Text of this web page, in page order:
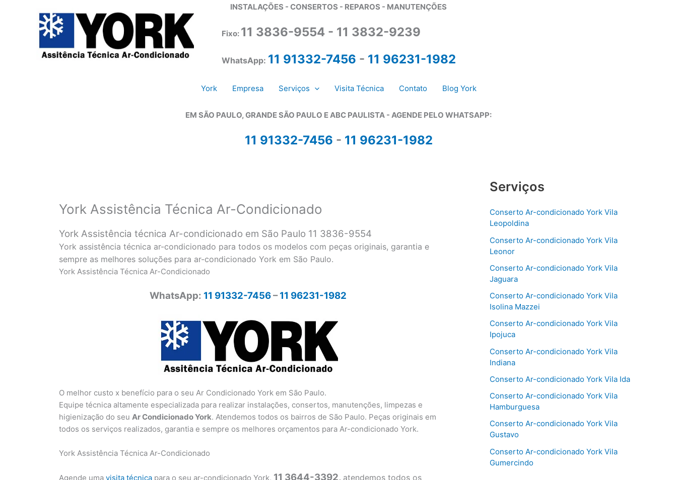
INSTALAÇÕES - CONSERTOS - REPAROS - MANUTENÇÕES
Fixo: 11 3836-9554 - 11 3832-9239
WhatsApp: 11 91332-7456 - 11 96231-1982
York Empresa Serviços Visita Técnica Contato Blog York
EM SÃO PAULO, GRANDE SÃO PAULO E ABC PAULISTA - AGENDE PELO WHATSAPP:
11 91332-7456 - 11 96231-1982
York Assistência Técnica Ar-Condicionado
York Assistência técnica Ar-condicionado em São Paulo 11 3836-9554
York assistência técnica ar-condicionado para todos os modelos com peças originais, garantia e
sempre as melhores soluções para ar-condicionado York em São Paulo.
York Assistência Técnica Ar-Condicionado
WhatsApp: 11 91332-7456–11 96231-1982
O melhor custo x benefício para o seu Ar Condicionado York em São Paulo.
Equipe técnica altamente especializada para realizar instalações, consertos, manutenções, limpezas e
higienização do seu Ar Condicionado York. Atendemos todos os bairros de São Paulo. Peças originais em
todos os serviços realizados, garantia e sempre os melhores orçamentos para Ar-condicionado York.
York Assistência Técnica Ar-Condicionado
Agende uma visita técnica para o seu ar-condicionado York, 11 3644-3392, atendemos todos os
Serviços
Conserto Ar-condicionado York Vila
Leopoldina
Conserto Ar-condicionado York Vila
Leonor
Conserto Ar-condicionado York Vila
Jaguara
Conserto Ar-condicionado York Vila
Isolina Mazzei
Conserto Ar-condicionado York Vila
Ipojuca
Conserto Ar-condicionado York Vila
Indiana
Conserto Ar-condicionado York Vila Ida
Conserto Ar-condicionado York Vila
Hamburguesa
Conserto Ar-condicionado York Vila
Gustavo
Conserto Ar-condicionado York Vila
Gumercindo